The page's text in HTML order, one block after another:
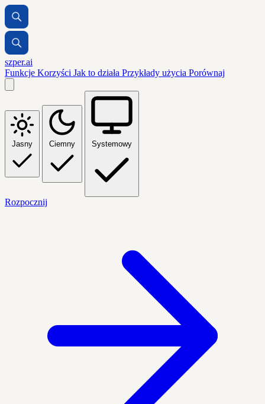
szper.ai
Funkcje Korzyści Jak to działa Przykłady użycia Porównaj
Jasny Ciemny Systemowy
Rozpocznij